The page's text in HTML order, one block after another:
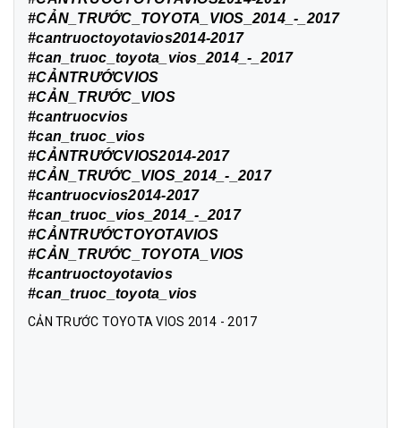
#CẢN_TRƯỚC_TOYOTA_VIOS_2014_-_2017
#cantruoctoyotavios2014-2017
#can_truoc_toyota_vios_2014_-_2017
#CẢNTRƯỚCVIOS
#CẢN_TRƯỚC_VIOS
#cantruocvios
#can_truoc_vios
#CẢNTRƯỚCVIOS2014-2017
#CẢN_TRƯỚC_VIOS_2014_-_2017
#cantruocvios2014-2017
#can_truoc_vios_2014_-_2017
#CẢNTRƯỚCTOYOTAVIOS
#CẢN_TRƯỚC_TOYOTA_VIOS
#cantruoctoyotavios
#can_truoc_toyota_vios
CẢN TRƯỚC TOYOTA VIOS 2014 - 2017